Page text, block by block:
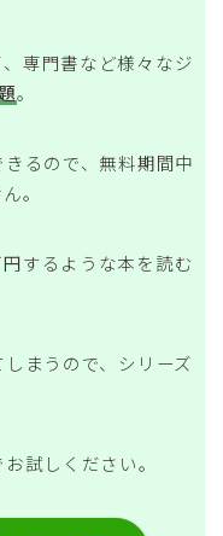
専門書など様々なジ
。
きるので、無料期間中
。
するような本を読む
まうので、シリーズ
お試しください。